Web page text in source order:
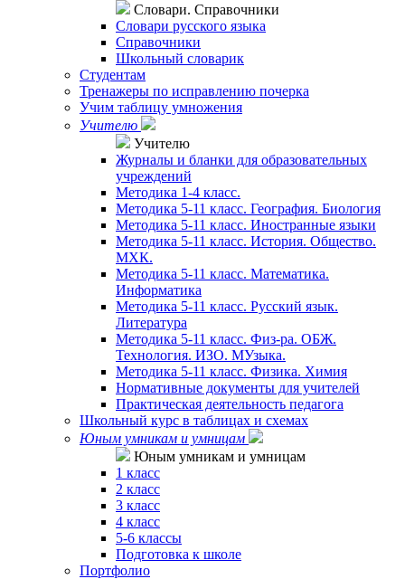
Словари. Справочники
Словари русского языка
Справочники
Школьный словарик
Студентам
Тренажеры по исправлению почерка
Учим таблицу умножения
Учителю
Учителю
Журналы и бланки для образовательных
учреждений
Методика 1-4 класс.
Методика 5-11 класс. География. Биология
Методика 5-11 класс. Иностранные языки
Методика 5-11 класс. История. Общество.
МХК.
Методика 5-11 класс. Математика.
Информатика
Методика 5-11 класс. Русский язык.
Литература
Методика 5-11 класс. Физ-ра. ОБЖ.
Технология. ИЗО. МУзыка.
Методика 5-11 класс. Физика. Химия
Нормативные документы для учителей
Практическая деятельность педагога
Школьный курс в таблицах и схемах
Юным умникам и умницам
Юным умникам и умницам
1 класс
2 класс
3 класс
4 класс
5-6 классы
Подготовка к школе
Портфолио